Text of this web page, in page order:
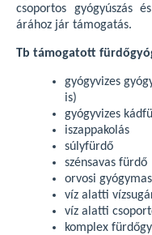
csoportos gyógyúszás
árához jár támogatás.
Tb támogatott
gyógyvizes
is)
gyógyvizes
iszappakolás
súlyfürdő
szénsavas fürdő
orvosi
víz alatti
víz alatti
komplex